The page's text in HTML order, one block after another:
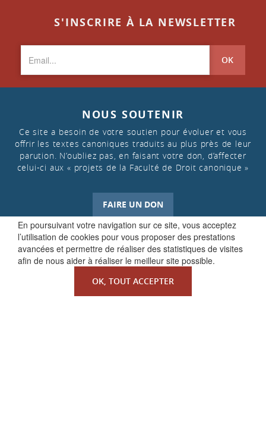
En poursuivant votre navigation sur ce site, vous acceptez
l’utilisation de cookies pour vous proposer des prestations
avancées et permettre de réaliser des statistiques de visites
afin de nous aider à réaliser le meilleur site possible.
OK, TOUT ACCEPTER
S'INSCRIRE À LA NEWSLETTER
OK
NOUS SOUTENIR
Ce site a besoin de votre soutien pour évoluer et vous
offrir les textes canoniques traduits au plus près de leur
parution. N’oubliez pas, en faisant votre don, d’affecter
celui-ci aux « projets de la Faculté de Droit canonique »
FAIRE UN DON